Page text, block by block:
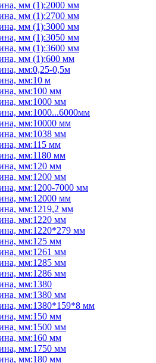
мм (1):2000 мм
мм (1):2700 мм
мм (1):3000 мм
мм (1):3050 мм
мм (1):3600 мм
мм (1):600 мм
мм:0,25-0,5м
мм:10 м
мм:100 мм
мм:1000 мм
мм:1000...6000мм
мм:10000 мм
мм:1038 мм
мм:115 мм
мм:1180 мм
мм:120 мм
мм:1200 мм
мм:1200-7000 мм
мм:12000 мм
мм:1219,2 мм
мм:1220 мм
мм:1220*279 мм
мм:125 мм
мм:1261 мм
мм:1285 мм
мм:1286 мм
мм:1380
мм:1380 мм
мм:1380*159*8 мм
мм:150 мм
мм:1500 мм
мм:160 мм
мм:1750 мм
мм:180 мм